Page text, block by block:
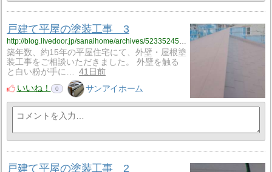
戸建て平屋の塗装工事 3
http://blog.livedoor.jp/sanaihome/archives/52335245.html
築年数、約15年の平屋住宅にて、外壁・屋根塗
装工事をご相談いただきました。 外壁を触る
と白い粉が手に…
41日前
いいね！
0 サンアイホーム
戸建て平屋の塗装工事 2